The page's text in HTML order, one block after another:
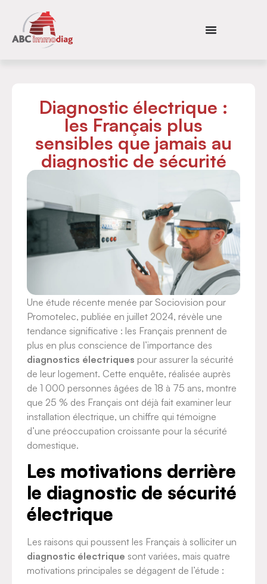
Diagnostic électrique :
les Français plus
sensibles que jamais au
diagnostic de sécurité
Une étude récente menée par Sociovision pour
Promotelec, publiée en juillet 2024, révèle une
tendance significative : les Français prennent de
plus en plus conscience de l’importance des
diagnostics électriques pour assurer la sécurité
de leur logement. Cette enquête, réalisée auprès
de 1 000 personnes âgées de 18 à 75 ans, montre
que 25 % des Français ont déjà fait examiner leur
installation électrique, un chiffre qui témoigne
d’une préoccupation croissante pour la sécurité
domestique.
Les motivations derrière
le diagnostic de sécurité
électrique
Les raisons qui poussent les Français à solliciter un
diagnostic électrique sont variées, mais quatre
motivations principales se dégagent de l’étude :